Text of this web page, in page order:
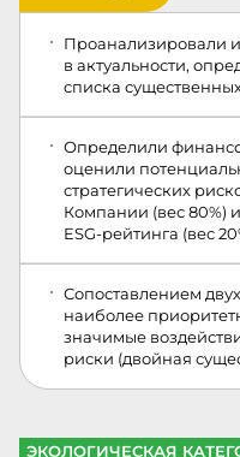
Проанализировали
в актуальности,
списка
Определили
оценили
стратегических
Компании (вес 80%)
ESG‑рейтинга (вес
Сопоставлением
наиболее
значимые
риски (двойная
ЭКОЛОГИЧЕСКАЯ